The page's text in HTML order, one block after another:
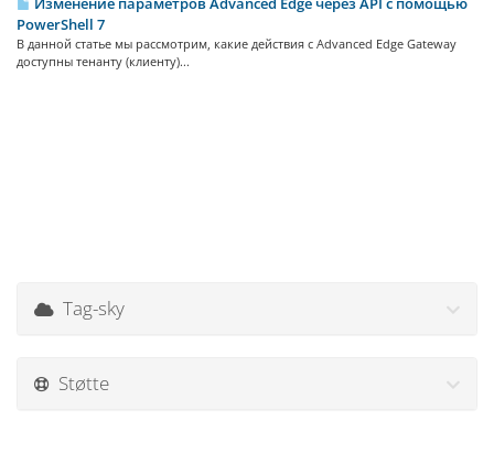
PowerShell 7
В данной статье мы рассмотрим, какие действия с Advanced Edge Gateway
доступны тенанту (клиенту)...
Tag-sky
Støtte